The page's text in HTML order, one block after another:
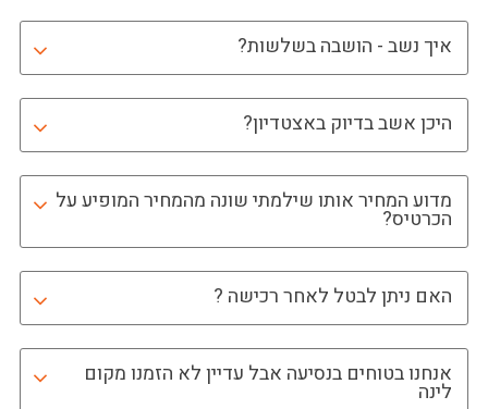
איך נשב - הושבה בשלשות?
היכן אשב בדיוק באצטדיון?
מדוע המחיר אותו שילמתי שונה מהמחיר המופיע על
הכרטיס?
האם ניתן לבטל לאחר רכישה ?
אנחנו בטוחים בנסיעה אבל עדיין לא הזמנו מקום
לינה